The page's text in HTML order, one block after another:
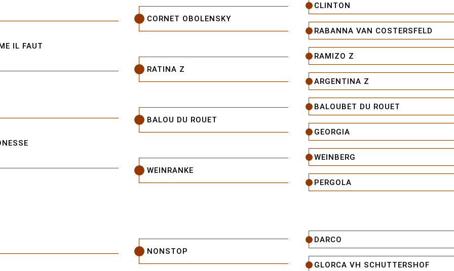
IL FAUT
CORNET OBOLENSKY
RATINA Z
BALOU DU ROUET
WEINRANKE
NONSTOP
CLINTON
RABANNA VAN COSTERSFELD
RAMIZO Z
ARGENTINA Z
BALOUBET DU ROUET
GEORGIA
WEINBERG
PERGOLA
DARCO
GLORCA VH SCHUTTERSHOF